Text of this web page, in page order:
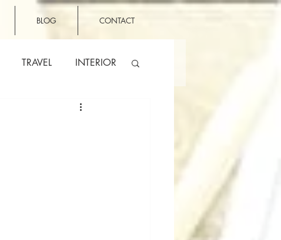
BLOG CONTACT
TRAVEL INTERIOR